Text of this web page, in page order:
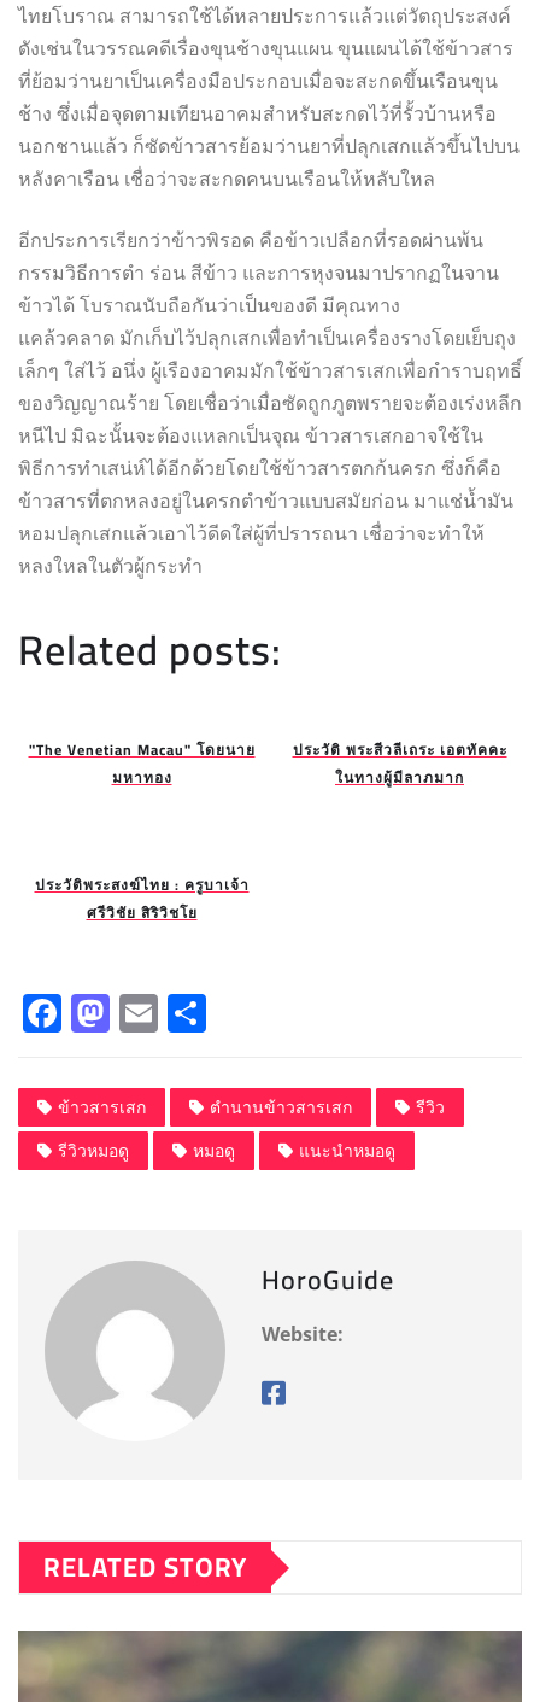
ไทยโบราณ สามารถใช้ได้หลายประการแล้วแต่วัตถุประสงค์
ดังเช่นในวรรณคดีเรื่องขุนช้างขุนแผน ขุนแผนได้ใช้ข้าวสาร
ที่ย้อมว่านยาเป็นเครื่องมือประกอบเมื่อจะสะกดขึ้นเรือนขุน
ช้าง ซึ่งเมื่อจุดตามเทียนอาคมสำหรับสะกดไว้ที่รั้วบ้านหรือ
นอกชานแล้ว ก็ซัดข้าวสารย้อมว่านยาที่ปลุกเสกแล้วขึ้นไปบน
หลังคาเรือน เชื่อว่าจะสะกดคนบนเรือนให้หลับใหล
อีกประการเรียกว่าข้าวพิรอด คือข้าวเปลือกที่รอดผ่านพ้น
กรรมวิธีการตำ ร่อน สีข้าว และการหุงจนมาปรากฏในจาน
ข้าวได้ โบราณนับถือกันว่าเป็นของดี มีคุณทาง
แคล้วคลาด มักเก็บไว้ปลุกเสกเพื่อทำเป็นเครื่องรางโดยเย็บถุง
เล็กๆ ใส่ไว้ อนึ่ง ผู้เรืองอาคมมักใช้ข้าวสารเสกเพื่อกำราบฤทธิ์
ของวิญญาณร้าย โดยเชื่อว่าเมื่อซัดถูกภูตพรายจะต้องเร่งหลีก
หนีไป มิฉะนั้นจะต้องแหลกเป็นจุณ ข้าวสารเสกอาจใช้ใน
พิธีการทำเสน่ห์ได้อีกด้วยโดยใช้ข้าวสารตกก้นครก ซึ่งก็คือ
ข้าวสารที่ตกหลงอยู่ในครกตำข้าวแบบสมัยก่อน มาแช่น้ำมัน
หอมปลุกเสกแล้วเอาไว้ดีดใส่ผู้ที่ปรารถนา เชื่อว่าจะทำให้
หลงใหลในตัวผู้กระทำ
Related posts:
"The Venetian Macau" โดยนาย
มหาทอง
ประวัติ พระสีวลีเถระ เอตทัคคะ
ในทางผู้มีลาภมาก
ประวัติพระสงฆ์ไทย : ครูบาเจ้า
ศรีวิชัย สิริวิชโย
F
c
e
b
k
M
st
o
d
E
ai
l
a
re
ข้าวสารเสก ตำนานข้าวสารเสก
รีวิว
รีวิวหมอดู
หมอดู แนะนำหมอดู
HoroGuide
Website:
RELATED STORY